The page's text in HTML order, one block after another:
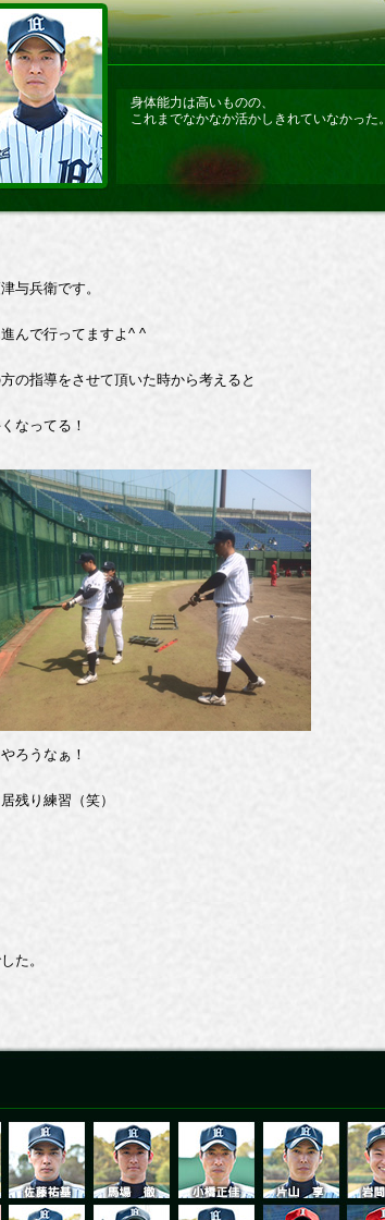
身体能力は高いものの、
これまでなかなか活かしきれていなかった。
与兵衛です。
んで行ってますよ^ ^
の指導をさせて頂いた時から考えると
なってる！
ろうなぁ！
残り練習（笑）
た。